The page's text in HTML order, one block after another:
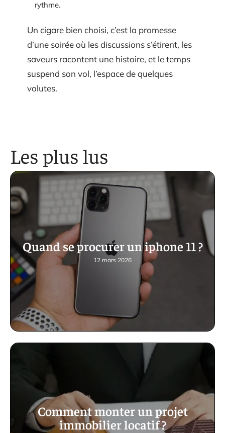
rythme.
Un cigare bien choisi, c’est la promesse
d’une soirée où les discussions s’étirent, les
saveurs racontent une histoire, et le temps
suspend son vol, l’espace de quelques
volutes.
Les plus lus
Quand se procurer un iphone 11 ?
12 mars 2026
Comment monter un projet
immobilier locatif ?